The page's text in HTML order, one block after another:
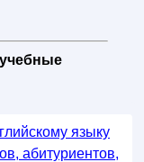
языку
абитуриентов,